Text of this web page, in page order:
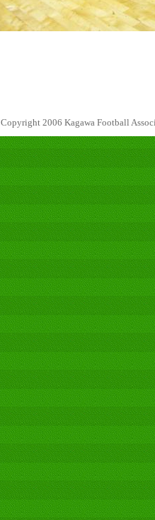
Copyright 2006 Kagawa Football